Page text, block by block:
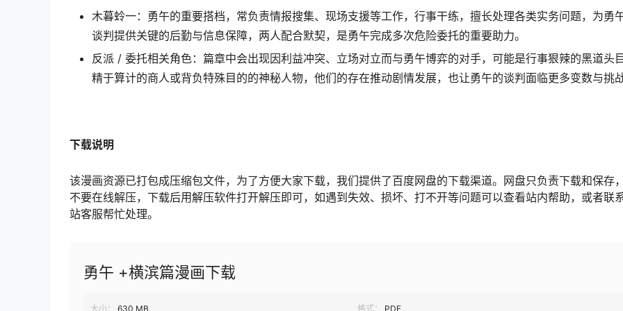
木暮蛉一：勇午的重要搭档，常负责情报搜集、现场支援等工作，行事干练，擅长处理各类实务问题，为勇
谈判提供关键的后勤与信息保障，两人配合默契，是勇午完成多次危险委托的重要助力。
反派 / 委托相关角色：篇章中会出现因利益冲突、立场对立而与勇午博弈的对手，可能是行事狠辣的黑道头目
精于算计的商人或背负特殊目的的神秘人物，他们的存在推动剧情发展，也让勇午的谈判面临更多变数与挑战
下载说明
该漫画资源已打包成压缩包文件，为了方便大家下载，我们提供了百度网盘的下载渠道。网盘只负责下载和保存
不要在线解压，下载后用解压软件打开解压即可，如遇到失效、损坏、打不开等问题可以查看站内帮助，或者联
站客服帮忙处理。
勇午 +横滨篇漫画下载
大小： 630 MB 格式： PDF